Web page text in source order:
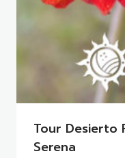
Tour Desierto
Serena